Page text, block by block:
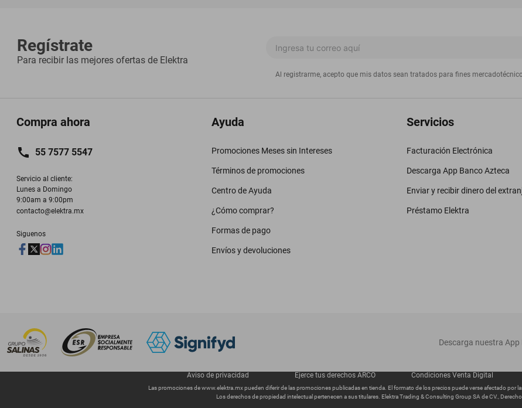
Regístrate
Para recibir las mejores ofertas de Elektra
Al registrarme, acepto que mis datos sean tratados para fines
Compra ahora
55 7577 5547
Servicio al cliente:
Lunes a Domingo
9:00am a 9:00pm
contacto@elektra.mx
Siguenos
Ayuda
Promociones Meses sin Intereses
Términos de promociones
Centro de Ayuda
¿Cómo comprar?
Formas de pago
Envíos y devoluciones
Servicios
Facturación Electrónica
Descarga App Banco Azteca
Enviar y recibir dinero del
Préstamo Elektra
Descarga nuestra App
Aviso de privacidad Ejerce tus derechos ARCO Condiciones Venta Digital
Las promociones dewww.elektra.mxpueden diferir de las promociones publicadas en tienda. El formato de los precios puede verse afectado por
Los derechos de propiedad intelectual pertenecen a sus titulares. Elektra Trading & Consulting Group SA de CV.,